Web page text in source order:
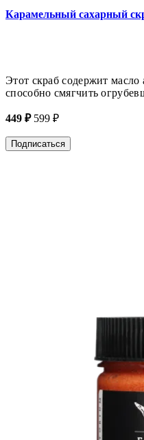
Карамельный сахарный
Этот скраб содержит масло
способно смягчить
449 ₽ 599 ₽
Подписаться